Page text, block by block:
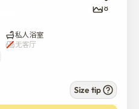
城市大学和韩国大学的最佳
和准备公务员考试的考生来
活环境。
8
私人浴室
无客厅
Size tip